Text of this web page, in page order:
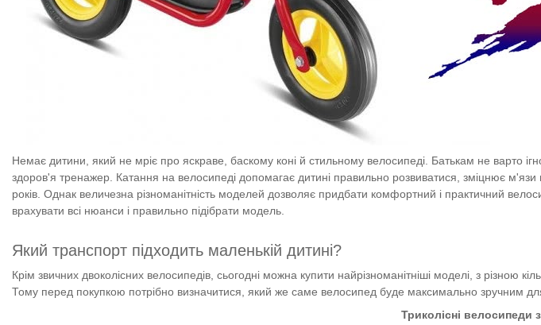
Немає дитини, який не мріє про яскраве, баскому коні й стильному велосипеді. Батькам не варто
здоров'я тренажер. Катання на велосипеді допомагає дитині правильно розвиватися, зміцнює м'язи
років. Однак величезна різноманітність моделей дозволяє придбати комфортний і практичний
врахувати всі нюанси і правильно підібрати модель.
Який транспорт підходить маленькій дитині?
Крім звичних двоколісних велосипедів, сьогодні можна купити найрізноманітніші моделі, з різною
Тому перед покупкою потрібно визначитися, який же саме велосипед буде максимально зручним
Триколісні велосипеди